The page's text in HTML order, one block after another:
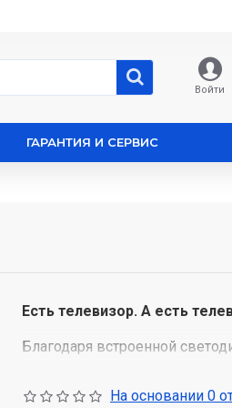
Войти
ГАРАНТИЯ И СЕРВИС
Есть телевизор. А есть
Благодаря встроенной
сцену, Ambilight погружает
приложения, музыкальные
На основании 0